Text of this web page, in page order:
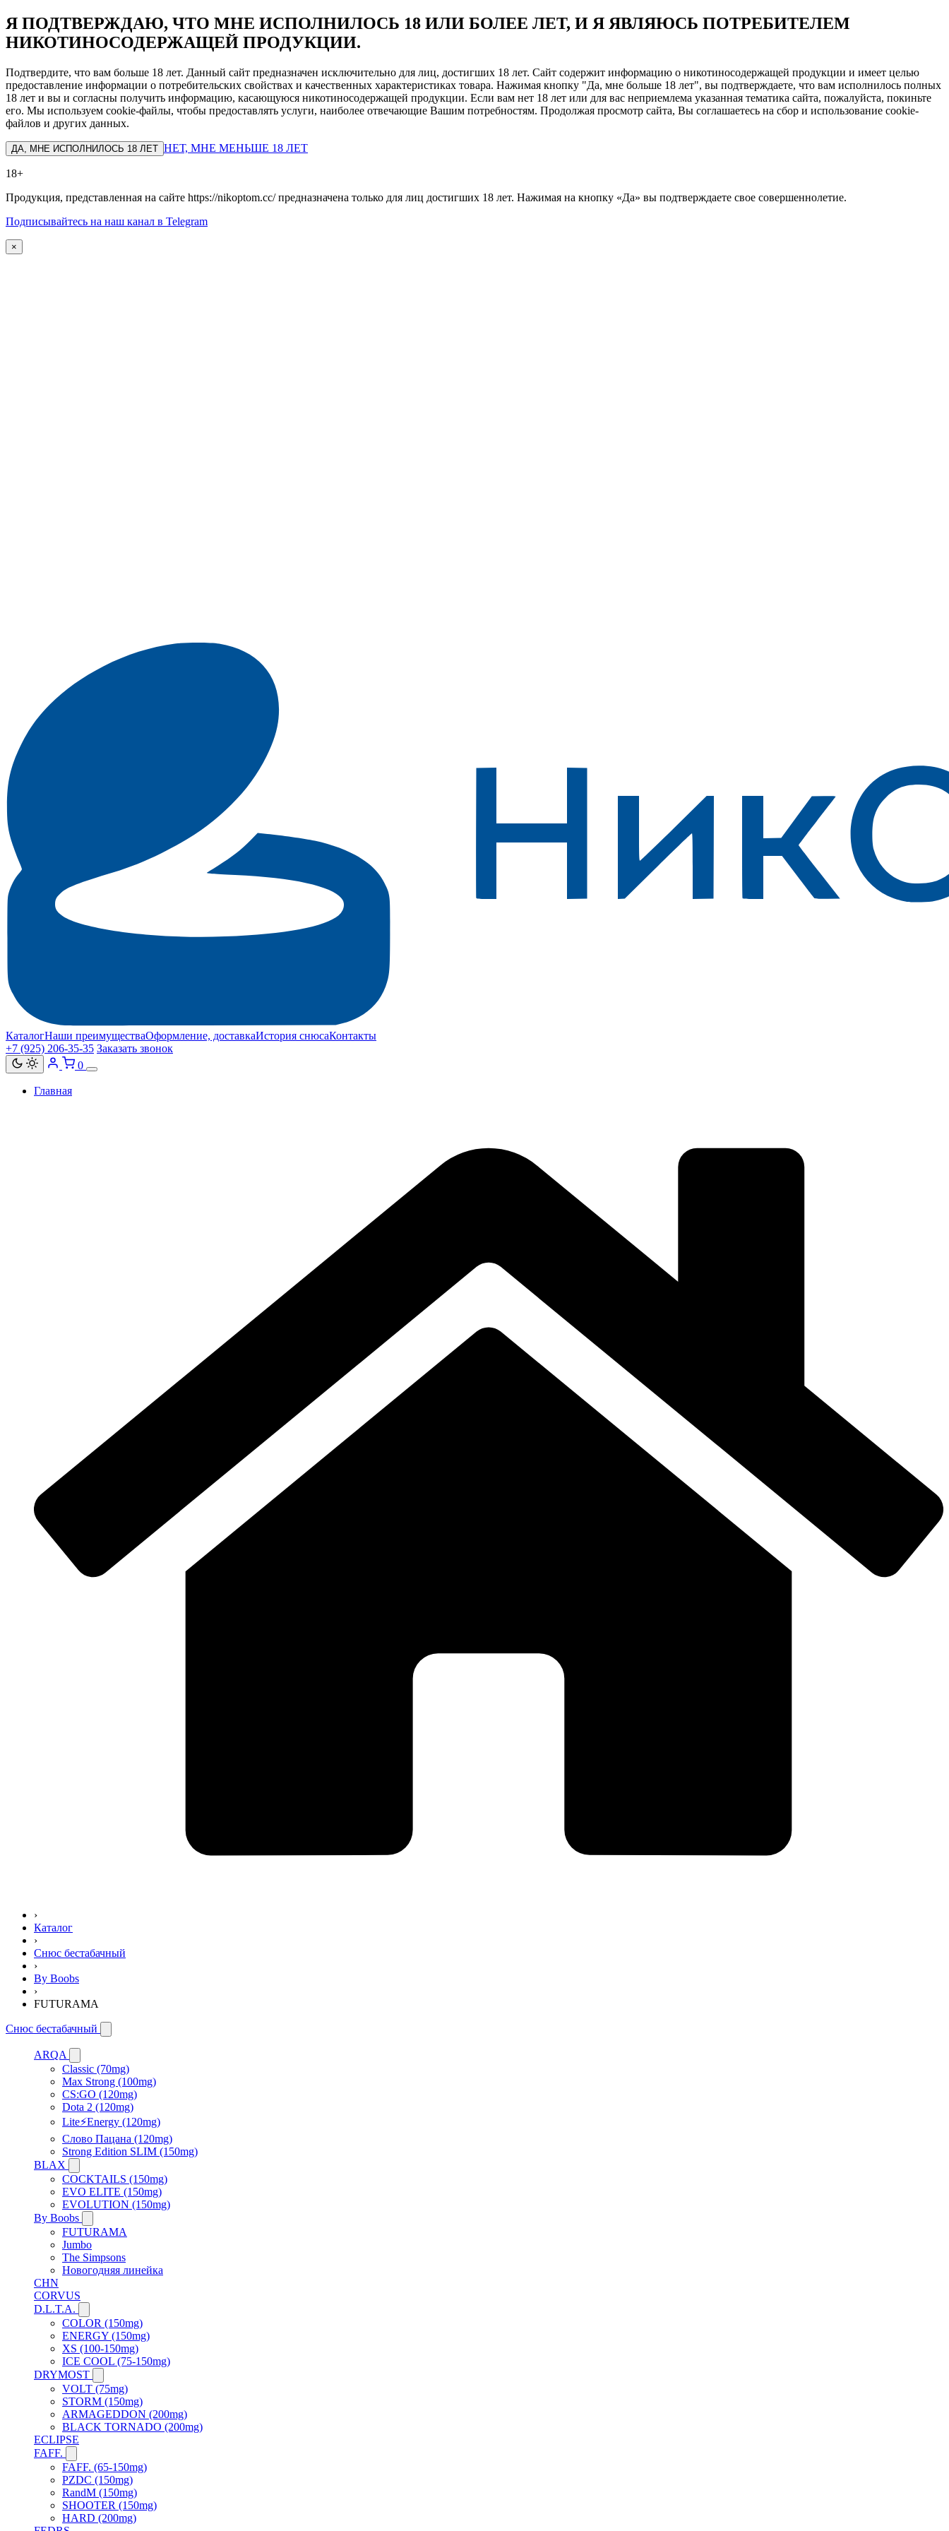
Я ПОДТВЕРЖДАЮ, ЧТО МНЕ ИСПОЛНИЛОСЬ 18 ИЛИ БОЛЕЕ ЛЕТ, И Я ЯВЛЯЮСЬ ПОТРЕБИТЕЛЕМ
НИКОТИНОСОДЕРЖАЩЕЙ ПРОДУКЦИИ.
Подтвердите, что вам больше 18 лет. Данный сайт предназначен исключительно для лиц, достигших 18 лет. Сайт содержит информацию о никотиносодержащей продукции и имеет целью
предоставление информации о потребительских свойствах и качественных характеристиках товара. Нажимая кнопку "Да, мне больше 18 лет", вы подтверждаете, что вам исполнилось полных
18 лет и вы и согласны получить информацию, касающуюся никотиносодержащей продукции. Если вам нет 18 лет или для вас неприемлема указанная тематика сайта, пожалуйста, покиньте
его. Мы используем cookie-файлы, чтобы предоставлять услуги, наиболее отвечающие Вашим потребностям. Продолжая просмотр сайта, Вы соглашаетесь на сбор и использование cookie-
файлов и других данных.
ДА, МНЕ ИСПОЛНИЛОСЬ 18 ЛЕТ НЕТ, МНЕ МЕНЬШЕ 18 ЛЕТ
18+
Продукция, представленная на сайте https://nikoptom.cc/ предназначена только для лиц достигших 18 лет. Нажимая на кнопку «Да» вы подтверждаете свое совершеннолетие.
Подписывайтесь на наш канал в Telegram
×
КаталогНаши преимуществаОформление, доставкаИстория снюсаКонтакты
+7 (925) 206‑35‑35 Заказать звонок
0
Главная
›
Каталог
›
Снюс бестабачный
›
By Boobs
›
FUTURAMA
Снюс бестабачный
ARQA
Classic (70mg)
Max Strong (100mg)
CS:GO (120mg)
Dota 2 (120mg)
Lite⚡Energy (120mg)
Слово Пацана (120mg)
Strong Edition SLIM (150mg)
BLAX
COCKTAILS (150mg)
EVO ELITE (150mg)
EVOLUTION (150mg)
By Boobs
FUTURAMA
Jumbo
The Simpsons
Новогодняя линейка
CHN
CORVUS
D.L.T.A.
COLOR (150mg)
ENERGY (150mg)
XS (100-150mg)
ICE COOL (75-150mg)
DRYMOST
VOLT (75mg)
STORM (150mg)
ARMAGEDDON (200mg)
BLACK TORNADO (200mg)
ECLIPSE
FAFF.
FAFF. (65-150mg)
PZDC (150mg)
RandM (150mg)
SHOOTER (150mg)
HARD (200mg)